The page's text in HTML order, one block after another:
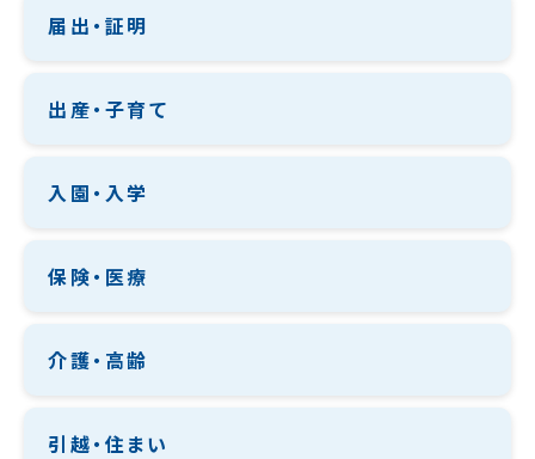
届出・証明
出産・子育て
入園・入学
保険・医療
介護・高齢
引越・住まい